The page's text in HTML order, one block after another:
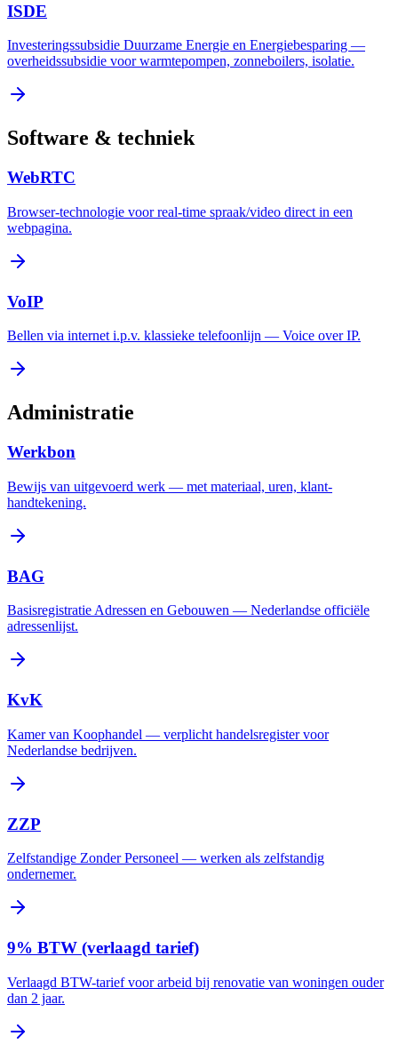
ISDE
Investeringssubsidie Duurzame Energie en Energiebesparing —
overheidssubsidie voor warmtepompen, zonneboilers, isolatie.
Software & techniek
WebRTC
Browser-technologie voor real-time spraak/video direct in een
webpagina.
VoIP
Bellen via internet i.p.v. klassieke telefoonlijn — Voice over IP.
Administratie
Werkbon
Bewijs van uitgevoerd werk — met materiaal, uren, klant-
handtekening.
BAG
Basisregistratie Adressen en Gebouwen — Nederlandse officiële
adressenlijst.
KvK
Kamer van Koophandel — verplicht handelsregister voor
Nederlandse bedrijven.
ZZP
Zelfstandige Zonder Personeel — werken als zelfstandig
ondernemer.
9% BTW (verlaagd tarief)
Verlaagd BTW-tarief voor arbeid bij renovatie van woningen ouder
dan 2 jaar.